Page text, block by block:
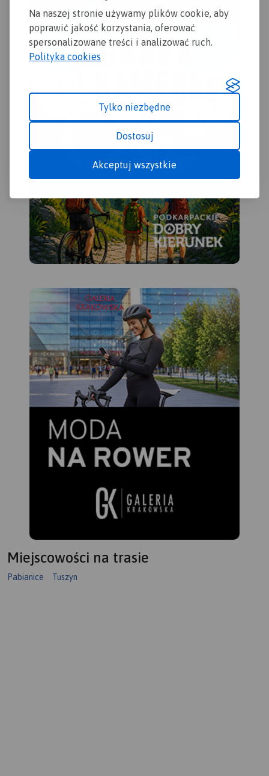
Na naszej stronie używamy plików cookie, aby
poprawić jakość korzystania, oferować
spersonalizowane treści i analizować ruch.
Polityka cookies
Tylko niezbędne
Dostosuj
Akceptuj wszystkie
Miejscowości na trasie
Pabianice Tuszyn